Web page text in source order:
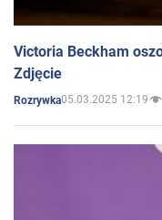
Victoria Beckham
Zdjęcie
Rozrywka05.03.2025 12:19